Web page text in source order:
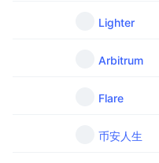
Lighter
Arbitrum
Flare
币安人生